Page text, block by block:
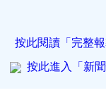
按此閱讀「完整報
按此進入「新聞